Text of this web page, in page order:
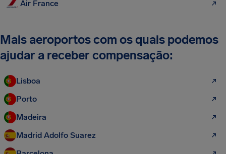
Air France
Mais aeroportos com os quais podemos
ajudar a receber compensação:
Lisboa
Porto
Madeira
Madrid Adolfo Suarez